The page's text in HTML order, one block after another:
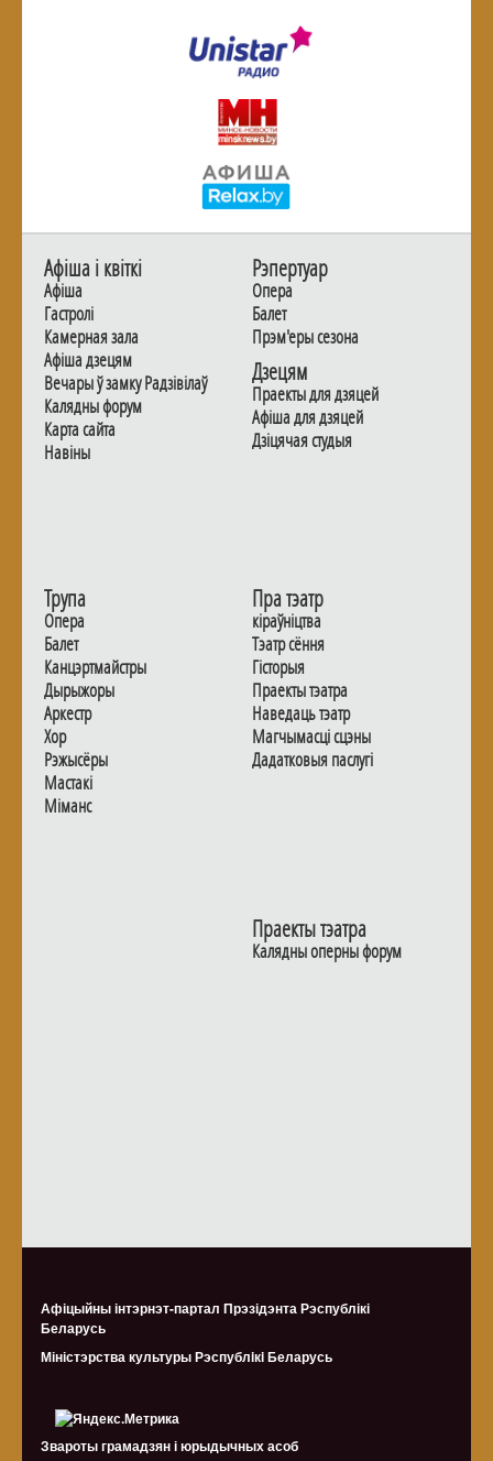
Афiша i квiткi
Афiша
Гастролi
Камерная зала
Афiша дзецям
Вечары ў замку Радзiвiлаў
Калядны форум
Карта сайта
Навiны
Рэпертуар
Опера
Балет
Прэм'еры сезона
Дзецям
Праекты для дзяцей
Афiша для дзяцей
Дзiцячая студыя
Трупа
Опера
Балет
Канцэртмайстры
Дырыжоры
Аркестр
Хор
Рэжысёры
Мастакі
Мiманс
Пра тэатр
кіраўніцтва
Тэатр сёння
Гiсторыя
Праекты тэатра
Наведаць тэатр
Магчымасцi сцэны
Дадаткoвыя паслугi
Праекты тэатра
Калядны оперны форум
Афіцыйны інтэрнэт-партал Прэзідэнта Рэспублікі
Беларусь
Міністэрства культуры Рэспублiкi Беларусь
Звароты грамадзян і юрыдычных асоб